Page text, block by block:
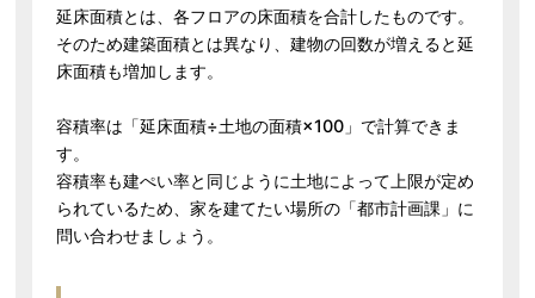
延床面積とは、各フロアの床面積を合計したものです。
そのため建築面積とは異なり、建物の回数が増えると延
床面積も増加します。
容積率は「延床面積÷土地の面積×100」で計算できま
す。
容積率も建ぺい率と同じように土地によって上限が定め
られているため、家を建てたい場所の「都市計画課」に
問い合わせましょう。